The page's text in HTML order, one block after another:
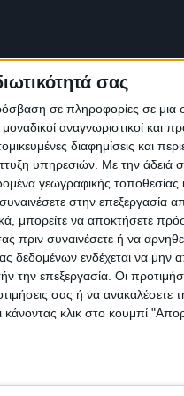
σας
σε πληροφορίες σε
αναγνωριστικοί και
διαφημίσεις και
υπηρεσιών. Με την άδειά
γεωγραφικής τοποθεσίας
στην επεξεργασία
μπορείτε να αποκτήσετε
πριν συναινέσετε ή να
ενδέχεται να μην
την επεξεργασία. Οι
σας ή να ανακαλέσετε
κάνοντας κλικ στο κουμπί
μας στις κατηγορίες
2024 κερδίσαμε
FORMATION
μετάλλιο στην
SHOW DANCE SOLO
στην κατηγορία MINI
Διαγωνισμό,έβαλαν τα
την ευγενή